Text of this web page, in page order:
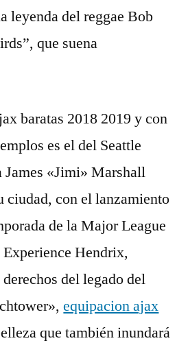
leyenda del reggae Bob
que suena
baratas 2018 2019 y con
es el del Seattle
«Jimi» Marshall
ciudad, con el lanzamiento
de la Major League
Hendrix,
del legado del
equipacion ajax
que también inundará